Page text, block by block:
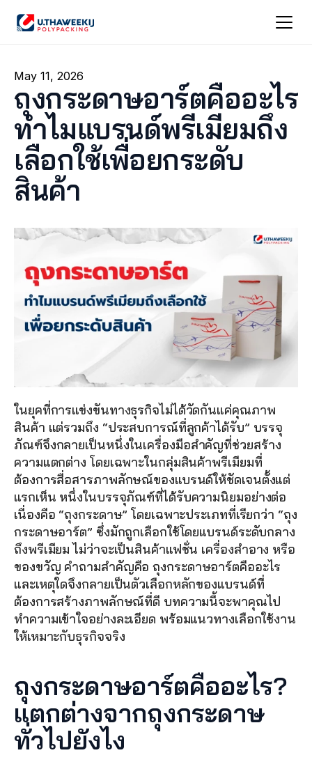
May 11, 2026
ถุงกระดาษอาร์ตคืออะไร
ทำไมแบรนด์พรีเมียมถึง
เลือกใช้เพื่อยกระดับ
สินค้า
ในยุคที่การแข่งขันทางธุรกิจไม่ได้วัดกันแค่คุณภาพ
สินค้า แต่รวมถึง “ประสบการณ์ที่ลูกค้าได้รับ” บรรจุ
ภัณฑ์จึงกลายเป็นหนึ่งในเครื่องมือสำคัญที่ช่วยสร้าง
ความแตกต่าง โดยเฉพาะในกลุ่มสินค้าพรีเมียมที่
ต้องการสื่อสารภาพลักษณ์ของแบรนด์ให้ชัดเจนตั้งแต่
แรกเห็น หนึ่งในบรรจุภัณฑ์ที่ได้รับความนิยมอย่างต่อ
เนื่องคือ “ถุงกระดาษ” โดยเฉพาะประเภทที่เรียกว่า “ถุง
กระดาษอาร์ต” ซึ่งมักถูกเลือกใช้โดยแบรนด์ระดับกลาง
ถึงพรีเมียม ไม่ว่าจะเป็นสินค้าแฟชั่น เครื่องสำอาง หรือ
ของขวัญ คำถามสำคัญคือ ถุงกระดาษอาร์ตคืออะไร
และเหตุใดจึงกลายเป็นตัวเลือกหลักของแบรนด์ที่
ต้องการสร้างภาพลักษณ์ที่ดี บทความนี้จะพาคุณไป
ทำความเข้าใจอย่างละเอียด พร้อมแนวทางเลือกใช้งาน
ให้เหมาะกับธุรกิจจริง
ถุงกระดาษอาร์ตคืออะไร?
แตกต่างจากถุงกระดาษ
ทั่วไปยังไง